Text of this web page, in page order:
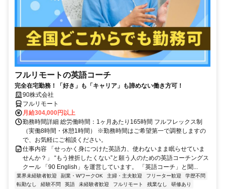
フルリモートの英語コーチ
完全在宅勤務！「好き」も「キャリア」も諦めない働き方可！
90株式会社
フルリモート
月給304,000円以上
勤務時間詳細 総労働時間：1ヶ月あたり165時間 フルフレックス制
（実働8時間・休憩1時間） ※勤務時間はご希望第一で調整しますの
で、お気軽にご相談ください。
仕事内容 「せっかく身につけた英語力、使わないまま眠らせていま
せんか？」 “もう挫折したくない”と願う人のための英語コーチングス
クール 「90 English」を運営しています。 「英語コーチ」と聞...
業界未経験者歓迎 副業・WワークOK 主婦・主夫歓迎 フリーター歓迎
学歴不問
転勤なし
経験不問 英語 未経験者歓迎 フルリモート 残業なし
研修あり